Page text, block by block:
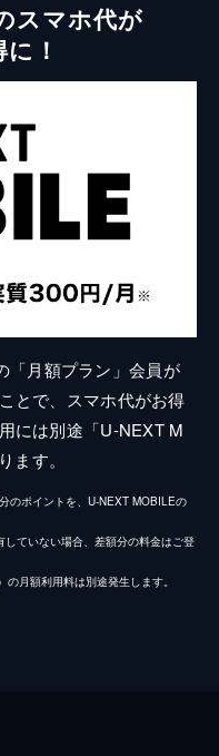
スマホ代が
！
「月額プラン」会員が
とで、スマホ代がお得
には別途「U-NEXT M
ます。
のポイントを、U-NEXT MOBILEの
ていない場合、差額分の料金はご登
月額利用料は別途発生します。